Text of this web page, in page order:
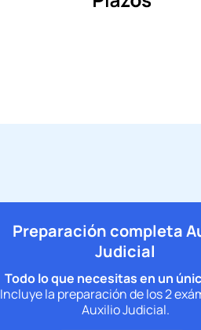
Preparación completa
Judicial
Todo lo que necesitas en un
Incluye la preparación de los 2
Auxilio Judicial.